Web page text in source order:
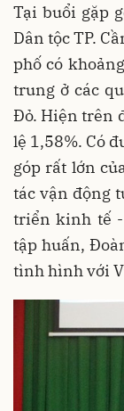
Tại buổi gặp
Dân tộc TP.
phố có
trung ở các
Đỏ. Hiện trên
lệ 1,58%. Có
góp rất lớn
tác vận động
triển kinh tế -
tập huấn,
tình hình với